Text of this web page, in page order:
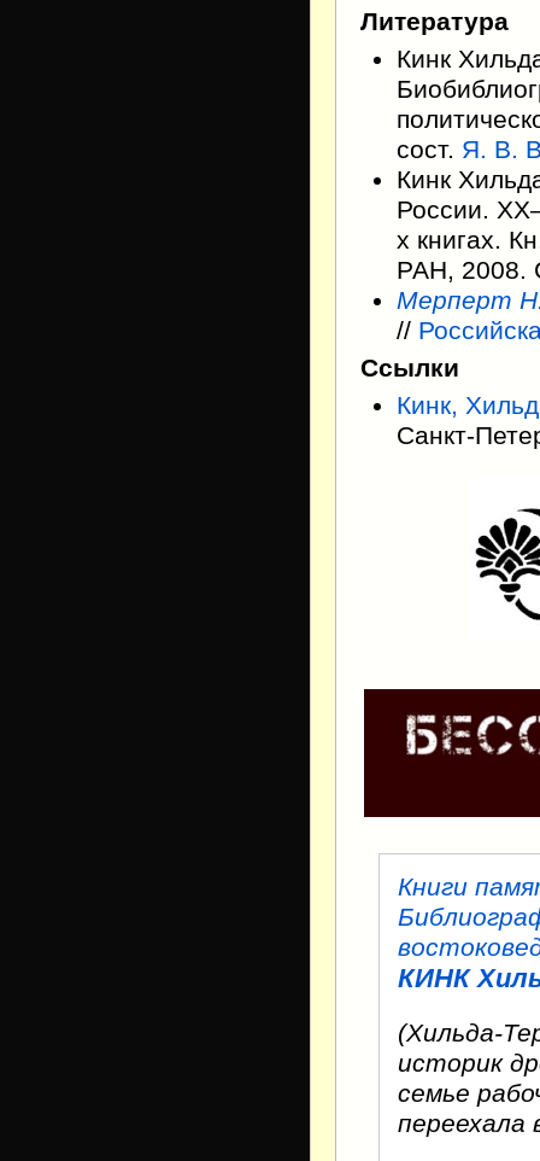
Литература
Кинк
сост. Я. В.
Кинк
России.
х книгах.
РАН, 2008.
Мерперт
//
Ссылки
Кинк,
Санкт-
Книги
КИНК
(Хильда-
историк
семье
переехала